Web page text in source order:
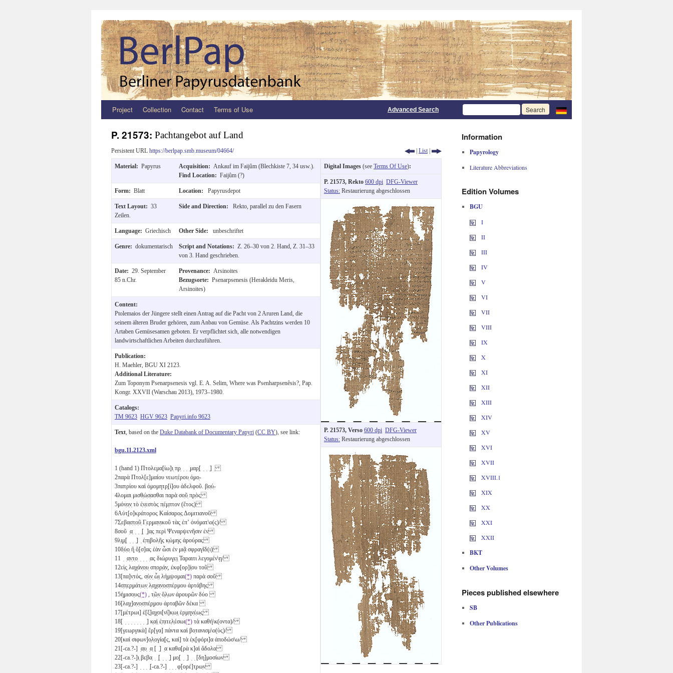
Zum
springen
Project Collection Contact Terms of Use Advanced Search
P. 21573: Pachtangebot auf Land
Persistent URL https://berlpap.smb.museum/04664/ | List |
Material: Papyrus Acquisition: Ankauf im Faijûm (Blechkiste 7, 34 usw.).
Find Location: Faijûm (?)
Form: Blatt Location: Papyrusdepot
Text Layout: 33
Zeilen.
Side and Direction: Rekto, parallel zu den Fasern
Language: Griechisch Other Side: unbeschriftet
Genre: dokumentarisch Script and Notations: Z. 26–30 von 2. Hand, Z. 31–33
von 3. Hand geschrieben.
Date: 29. September
85 n.Chr.
Provenance: Arsinoites
Bezugsorte: Psenarpsenesis (Herakleidu Meris,
Arsinoites)
Content:
Ptolemaios der Jüngere stellt einen Antrag auf die Pacht von 2 Aruren Land, die
seinem älteren Bruder gehören, zum Anbau von Gemüse. Als Pachtzins werden 10
Artaben Gemüsesamen geboten. Er verpflichtet sich, alle notwendigen
landwirtschaftlichen Arbeiten durchzuführen.
Publication:
H. Maehler, BGU XI 2123.
Additional Literature:
Zum Toponym Psenarpsenesis vgl. E. A. Selim, Where was Psenharpsenêsis?, Pap.
Kongr. XXVII (Warschau 2013), 1973–1980.
Catalogs:
TM 9623 HGV 9623 Papyri.info 9623
Text , based on the Duke Databank of Documentary Papyri (CC BY), see link:
bgu.11.2123.xml
1 (hand 1) Πτολεμα[ίω]ι̣ π̣ρ̣ ̣ ̣ ̣μαρ̣[ ̣ ̣ ̣] ̣
2παρὰ Πτολ[ε]μαίου νεωτ̣έρου̣ ὁ̣μο̣-
3πατρίου καὶ ὁμομητρ̣[ί]ου ἀδελφοῦ. β̣ο̣ύ̣-
4λομαι μισθ̣ώ̣σ̣ασθαι πα̣ρὰ σο̣ῦ̣ π̣ρ̣ὸς
5μόν̣ο̣ν̣ τὸ ἐ̣ν̣εστὸς π̣έμ̣πτον (ἔτος)
6Αὐτ̣[ο]κράτορος Καίσαρο̣ς Δομιτιανοῦ
7Σ̣εβα̣σ̣τ̣ο̣ῦ̣ Γ̣ερ̣μα̣ν̣ικοῦ τὰς̣ ἐπʼ ὀνόματ\ο(ς)/
8σοῦ ̣α̣ ̣ ̣ ̣[ ̣]α̣ς περὶ Ψεναρψενῆσιν ἐν
9λ̣ι̣μ̣[ ̣ ̣ ̣] ̣ ἐ̣π̣ι̣βολ̣ῆ̣ς κ̣ώ̣μης ἀρούρας
10δ̣ύ̣ο̣ ἢ̣ ὅ̣[σ]ας ἐὰν ὦσι ἐν μιᾷ σφραγῖδ(ι)
11
̣ ̣α̣ν̣τ̣ο̣ ̣ ̣ ̣ ̣ας διώ̣ρυγ̣ε̣ι̣ Ταραιτι λεγομέν\ῃ/
12εἰ̣ς̣ λαχ̣άν̣ο̣υ̣ σπ̣ο̣ρ̣ά̣ν̣, ἐκφ[ορ]ί̣ου τοῦ
13[πα]ν̣τός, σ̣ὺ̣ν̣ ὧ̣ι̣ λήμ̣ψομαι(*) παρὰ σοῦ
14σ̣π̣ε̣ρ̣μάτ̣ω̣ν̣ λ̣α̣χ̣α̣ν̣ο̣σ̣πέρμου ἀρτάβης
15ἡ̣μισο̣υς(*)
, τ̣ῶ̣ν̣ ὅ̣λ̣ων ἀρουρῶν δύο
16[λαχ]α̣ν̣ο̣σ̣πέ̣ρ̣μου ἀρταβῶν δέκα
17[μέτρωι] ἑ[ξ]α̣χ̣οι[νί]κ̣ω̣ι̣ ἑρμ̣η̣ν̣έ̣ω̣ς̣
18[ ̣ ̣ ̣ ̣ ̣ ̣ ̣ ̣] κ̣α̣ὶ̣ ἐ̣π̣ιτε̣λ̣έσωι(*) τὰ καθή\κ(οντα)/
19[γεωργικὰ] ἔρ[γα] πάντα καὶ βο̣τανισμ\ο(ὺς)/
20[καὶ σιφων]ο̣λ̣ο̣γία̣[ς, καὶ] τὰ ἐ̣κ̣[φόρι]α ἀποδώσ\ω/
21 [-ca.?-] ̣α̣υ̣ ̣α̣ [ ̣] ̣α καθα[ρὰ κ]αὶ ἄδολα
22[-ca.?-]ι̣ βεβα̣ ̣ ̣[ ̣ ̣ ̣] μο̣[ ̣ ̣] ̣ ̣ [δη]μοσίων
23[-ca.?-] ̣ ̣ ̣ ̣[-ca.?-] ̣ ̣ ̣ φ[ορέ]τ̣ρω̣ν
Digital Images (see Terms Of Use):
P. 21573, Rekto 600 dpi DFG-Viewer
Status: Restaurierung abgeschlossen
P. 21573, Verso 600 dpi DFG-Viewer
Status: Restaurierung abgeschlossen
Information
Papyrology
Literature Abbreviations
Edition Volumes
BGU
I
II
III
IV
V
VI
VII
VIII
IX
X
XI
XII
XIII
XIV
XV
XVI
XVII
XVIII.1
XIX
XX
XXI
XXII
BKT
Other Volumes
Pieces published elsewhere
SB
Other Publications